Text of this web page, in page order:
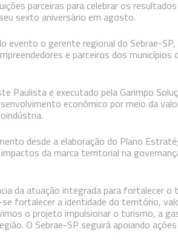
parceiras para celebrar os
sexto aniversário em agosto.
evento o gerente regional do Sebrae-
e parceiros dos municípios
Paulista e executado pela Garimpo
econômico por meio da
desde a elaboração do Plano
da marca territorial na
da atuação integrada para fortalecer o
fortalecer a identidade do território,
o projeto impulsionar o turismo, a
O Sebrae-SP seguirá apoiando